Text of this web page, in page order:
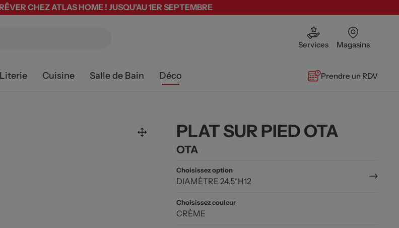
CHEZ ATLAS HOME ! JUSQU'AU 1ER SEPTEMBRE
Services Magasins
Literie Cuisine Salle de Bain Déco Prendre un RDV
PLAT SUR PIED OTA
OTA
Choisissez option
DIAMÈTRE 24,5*H12
Choisissez couleur
CRÈME